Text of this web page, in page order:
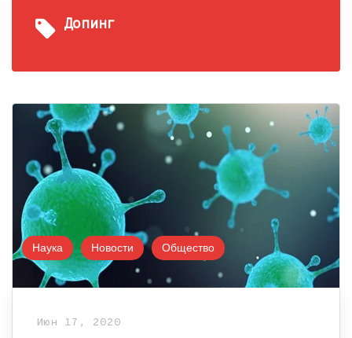
Допинг
Наука Новости Общество
Июн 17, 2020